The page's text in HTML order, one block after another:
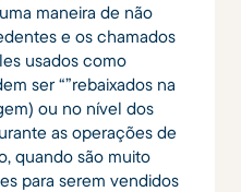
maneira de não
e os chamados
usados ​​como
ser “”rebaixados na
ou no nível dos
as operações de
quando são muito
para serem vendidos